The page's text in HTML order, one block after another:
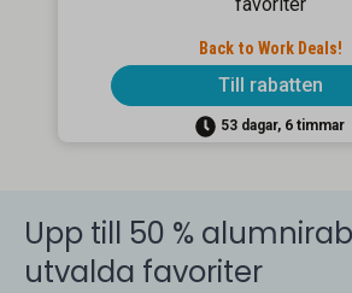
Back to Work Deals!
Till rabatten
53 dagar, 6 timmar
Upp till 50 %
utvalda favoriter